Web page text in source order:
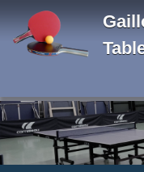
Panneau de gestion des